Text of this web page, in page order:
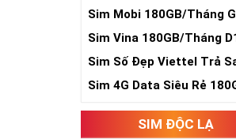
Siêu Rẻ
Sim Mobi 180GB/Tháng
TK159
Sim Vina 180GB/Tháng
Sim Số Đẹp Viettel Trả
Sim 4G Data Siêu Rẻ
SIM ĐỘC LẠ